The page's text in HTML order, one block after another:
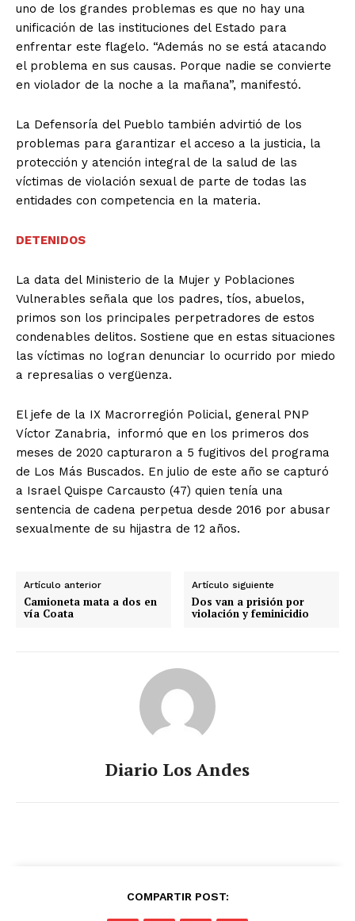
uno de los grandes problemas es que no hay una
unificación de las instituciones del Estado para
enfrentar este flagelo. “Además no se está atacando
el problema en sus causas. Porque nadie se convierte
en violador de la noche a la mañana”, manifestó.
La Defensoría del Pueblo también advirtió de los
problemas para garantizar el acceso a la justicia, la
protección y atención integral de la salud de las
víctimas de violación sexual de parte de todas las
entidades con competencia en la materia.
DETENIDOS
La data del Ministerio de la Mujer y Poblaciones
Vulnerables señala que los padres, tíos, abuelos,
primos son los principales perpetradores de estos
condenables delitos. Sostiene que en estas situaciones
las víctimas no logran denunciar lo ocurrido por miedo
a represalias o vergüenza.
El jefe de la IX Macrorregión Policial, general PNP
Víctor Zanabria, informó que en los primeros dos
meses de 2020 capturaron a 5 fugitivos del programa
de Los Más Buscados. En julio de este año se capturó
a Israel Quispe Carcausto (47) quien tenía una
sentencia de cadena perpetua desde 2016 por abusar
sexualmente de su hijastra de 12 años.
Artículo anterior
Camioneta mata a dos en
vía Coata
Artículo siguiente
Dos van a prisión por
violación y feminicidio
Diario Los Andes
COMPARTIR POST: